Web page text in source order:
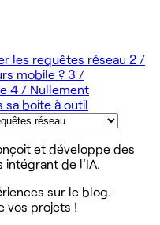
les requêtes réseau 2 /
mobile ? 3 /
4 / Nullement
sa boite à outil
et développe des
intégrant de l'IA.
sur le blog.
vos projets !